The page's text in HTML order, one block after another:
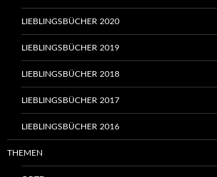
LIEBLINGSBÜCHER 2020
LIEBLINGSBÜCHER 2019
LIEBLINGSBÜCHER 2018
LIEBLINGSBÜCHER 2017
LIEBLINGSBÜCHER 2016
THEMEN